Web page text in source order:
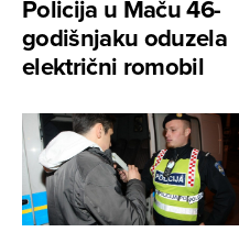
Policija u Maču 46-
godišnjaku oduzela
električni romobil